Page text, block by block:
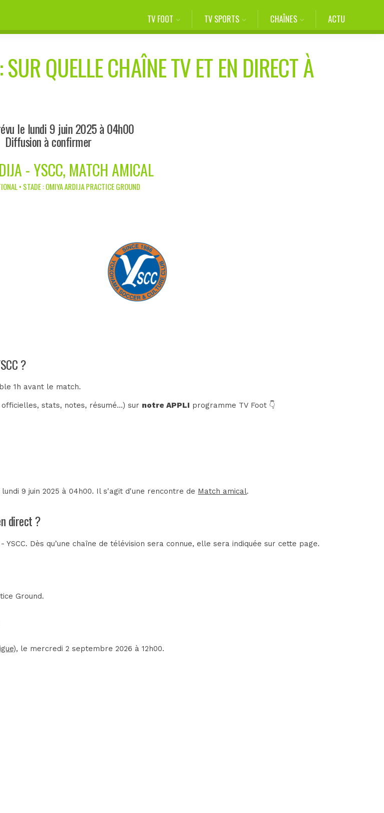
TV FOOT TV SPORTS CHAÎNES ACTU
: SUR QUELLE CHAÎNE TV ET EN DIRECT À
le lundi 9 juin 2025 à 04h00
Diffusion à confirmer
- YSCC, MATCH AMICAL
• STADE : OMIYA ARDIJA PRACTICE GROUND
?
1h avant le match.
stats, notes, résumé...) sur notre APPLI programme TV Foot 👇
9 juin 2025 à 04h00. Il s'agit d'une rencontre de Match amical.
direct ?
Dès qu’une chaîne de télévision sera connue, elle sera indiquée sur cette page.
Ground.
, le mercredi 2 septembre 2026 à 12h00.